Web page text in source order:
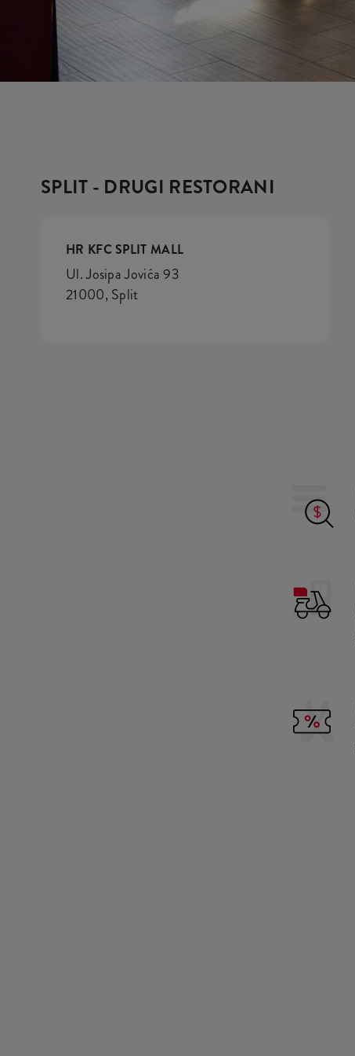
SPLIT - DRUGI RESTORANI
HR KFC SPLIT MALL
Ul. Josipa Jovića 93
21000, Split